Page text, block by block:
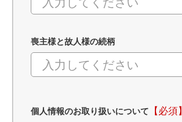
喪主様と故人様の続柄
個人情報のお取り扱いについて 【必須】